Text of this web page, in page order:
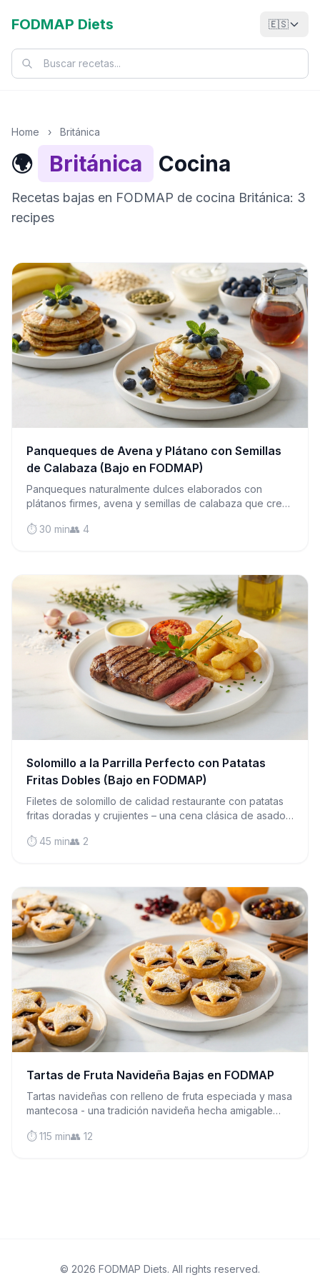
FODMAP Diets 🇪🇸
Home › Británica
🌍 Británica Cocina
Recetas bajas en FODMAP de cocina Británica: 3
recipes
Panqueques de Avena y Plátano con Semillas
de Calabaza (Bajo en FODMAP)
Panqueques naturalmente dulces elaborados con
plátanos firmes, avena y semillas de calabaza que crean
delicioso.
⏱️ 30 min👥 4
Solomillo a la Parrilla Perfecto con Patatas
Fritas Dobles (Bajo en FODMAP)
Filetes de solomillo de calidad restaurante con patatas
fritas doradas y crujientes – una cena clásica de asador
segura para el SII.
⏱️ 45 min👥 2
Tartas de Fruta Navideña Bajas en FODMAP
Tartas navideñas con relleno de fruta especiada y masa
mantecosa - una tradición navideña hecha amigable
⏱️ 115 min👥 12
© 2026 FODMAP Diets. All rights reserved.